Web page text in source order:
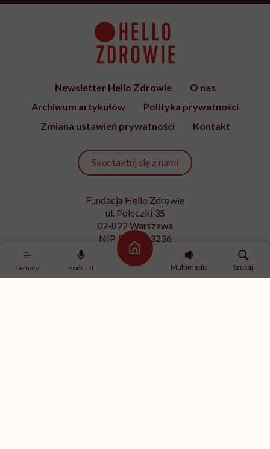
Tematy Podcast
Strona główna
Multimedia
Szukaj
Newsletter Hello Zdrowie
O nas
Archiwum artykułów
Polityka prywatności
Zmiana ustawień prywatności
Kontakt
Skontaktuj się z nami
Fundacja Hello Zdrowie
ul. Poleczki 35
02-822 Warszawa
NIP 9512613236
Kontakt z redakcją
redakcja@hellozdrowie.pl